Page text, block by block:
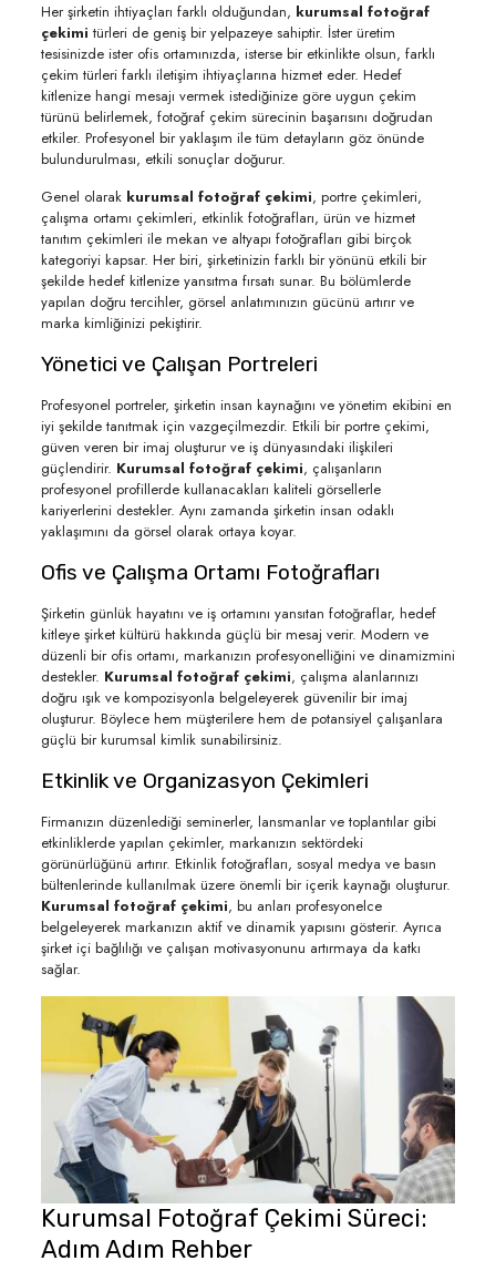
Her şirketin ihtiyaçları farklı olduğundan, kurumsal fotoğraf
çekimi türleri de geniş bir yelpazeye sahiptir. İster üretim
tesisinizde ister ofis ortamınızda, isterse bir etkinlikte olsun, farklı
çekim türleri farklı iletişim ihtiyaçlarına hizmet eder. Hedef
kitlenize hangi mesajı vermek istediğinize göre uygun çekim
türünü belirlemek, fotoğraf çekim sürecinin başarısını doğrudan
etkiler. Profesyonel bir yaklaşım ile tüm detayların göz önünde
bulundurulması, etkili sonuçlar doğurur.
Genel olarak kurumsal fotoğraf çekimi, portre çekimleri,
çalışma ortamı çekimleri, etkinlik fotoğrafları, ürün ve hizmet
tanıtım çekimleri ile mekan ve altyapı fotoğrafları gibi birçok
kategoriyi kapsar. Her biri, şirketinizin farklı bir yönünü etkili bir
şekilde hedef kitlenize yansıtma fırsatı sunar. Bu bölümlerde
yapılan doğru tercihler, görsel anlatımınızın gücünü artırır ve
marka kimliğinizi pekiştirir.
Yönetici ve Çalışan Portreleri
Profesyonel portreler, şirketin insan kaynağını ve yönetim ekibini en
iyi şekilde tanıtmak için vazgeçilmezdir. Etkili bir portre çekimi,
güven veren bir imaj oluşturur ve iş dünyasındaki ilişkileri
güçlendirir. Kurumsal fotoğraf çekimi, çalışanların
profesyonel profillerde kullanacakları kaliteli görsellerle
kariyerlerini destekler. Aynı zamanda şirketin insan odaklı
yaklaşımını da görsel olarak ortaya koyar.
Ofis ve Çalışma Ortamı Fotoğrafları
Şirketin günlük hayatını ve iş ortamını yansıtan fotoğraflar, hedef
kitleye şirket kültürü hakkında güçlü bir mesaj verir. Modern ve
düzenli bir ofis ortamı, markanızın profesyonelliğini ve dinamizmini
destekler. Kurumsal fotoğraf çekimi, çalışma alanlarınızı
doğru ışık ve kompozisyonla belgeleyerek güvenilir bir imaj
oluşturur. Böylece hem müşterilere hem de potansiyel çalışanlara
güçlü bir kurumsal kimlik sunabilirsiniz.
Etkinlik ve Organizasyon Çekimleri
Firmanızın düzenlediği seminerler, lansmanlar ve toplantılar gibi
etkinliklerde yapılan çekimler, markanızın sektördeki
görünürlüğünü artırır. Etkinlik fotoğrafları, sosyal medya ve basın
bültenlerinde kullanılmak üzere önemli bir içerik kaynağı oluşturur.
Kurumsal fotoğraf çekimi, bu anları profesyonelce
belgeleyerek markanızın aktif ve dinamik yapısını gösterir. Ayrıca
şirket içi bağlılığı ve çalışan motivasyonunu artırmaya da katkı
sağlar.
Kurumsal Fotoğraf Çekimi Süreci:
Adım Adım Rehber